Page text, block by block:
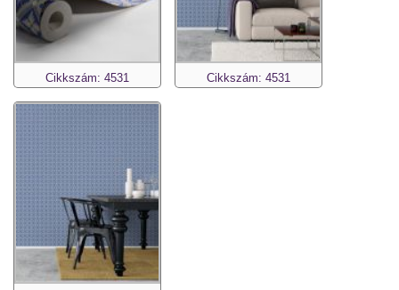
Cikkszám: 4531 Cikkszám: 4531